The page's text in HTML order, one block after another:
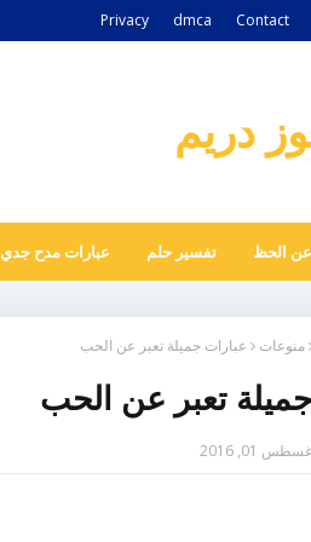
Contact
dmca
Privacy
دريم
الحظ تفسير حلم عبارات مدح جدي
منوعات عبارات جميلة تعبر عن الحب
تعبر عن الحب
01, 2016